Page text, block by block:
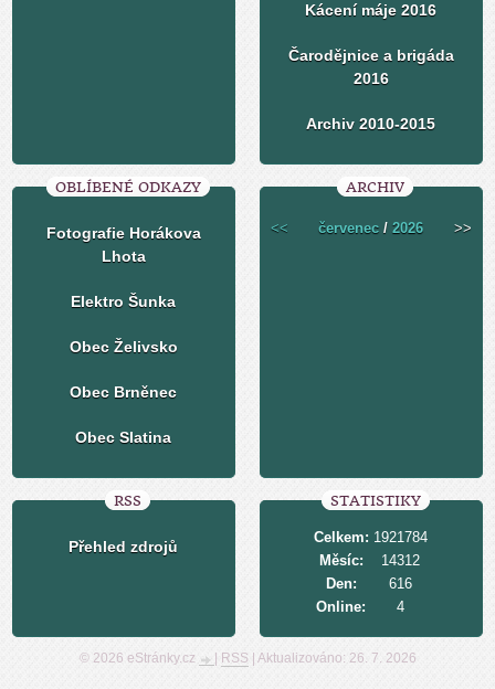
Kácení máje 2016
Čarodějnice a brigáda
2016
Archiv 2010-2015
OBLÍBENÉ ODKAZY
Fotografie Horákova
Lhota
Elektro Šunka
Obec Želivsko
Obec Brněnec
Obec Slatina
ARCHIV
<< červenec /2026 >>
RSS
Přehled zdrojů
STATISTIKY
Online: 4
Celkem: 1921784
Měsíc:
14312
Den:
616
© 2026 eStránky.cz RSS| Aktualizováno: 26. 7. 2026